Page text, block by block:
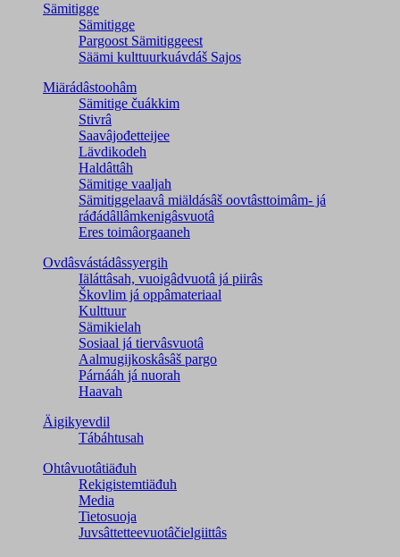
Sämitigge
Sämitigge
Pargoost Sämitiggeest
Säämi kulttuurkuávdáš Sajos
Miärádâstoohâm
Sämitige čuákkim
Stivrâ
Saavâjođetteijee
Lävdikodeh
Haldâttâh
Sämitige vaaljah
Sämitiggelaavâ miäldásâš oovtâsttoimâm- já
ráđádâllâmkenigâsvuotâ
Eres toimâorgaaneh
Ovdâsvástádâssyergih
Iäláttâsah, vuoigâdvuotâ já piirâs
Škovlim já oppâmateriaal
Kulttuur
Sämikielah
Sosiaal já tiervâsvuotâ
Aalmugijkoskâsâš pargo
Párnááh já nuorah
Haavah
Äigikyevdil
Tábáhtusah
Ohtâvuotâtiäđuh
Rekigistemtiäđuh
Media
Tietosuoja
Juvsâttetteevuotâčielgiittâs